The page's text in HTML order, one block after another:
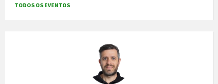
TODOS OS EVENTOS